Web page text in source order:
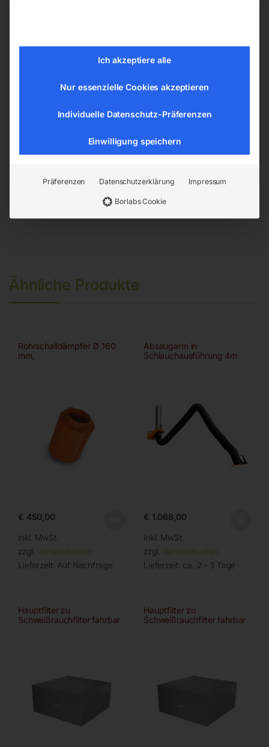
Herstellerinformationen
ELMAG Entwicklungs und Handels GmbH
Hannesgrub Nord 19
office@elmag.at
Ähnliche Produkte
Rohrschalldämpfer Ø 160
mm,
€ 450,00
inkl. MwSt.
zzgl. Versandkosten
Lieferzeit: Auf Nachfrage
Absaugarm in
Schlauchausführung 4m
€ 1.068,00
inkl. MwSt.
zzgl. Versandkosten
Lieferzeit: ca. 2 - 3 Tage
Hauptfilter zu
Schweißrauchfilter fahrbar
Hauptfilter zu
Schweißrauchfilter fahrbar
Ich akzeptiere alle
Nur essenzielle Cookies akzeptieren
Individuelle Datenschutz-Präferenzen
Einwilligung speichern
Präferenzen Datenschutzerklärung Impressum
Borlabs Cookie